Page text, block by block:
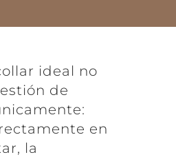
ideal no
de
en
la